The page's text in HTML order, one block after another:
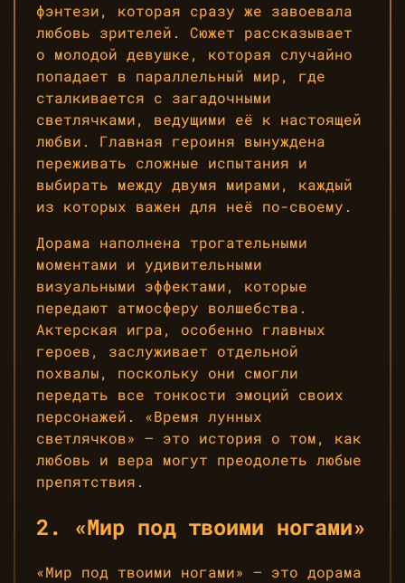
фэнтези, которая сразу же завоевала
любовь зрителей. Сюжет рассказывает
о молодой девушке, которая случайно
попадает в параллельный мир, где
сталкивается с загадочными
светлячками, ведущими её к настоящей
любви. Главная героиня вынуждена
переживать сложные испытания и
выбирать между двумя мирами, каждый
из которых важен для неё по-своему.
Дорама наполнена трогательными
моментами и удивительными
визуальными эффектами, которые
передают атмосферу волшебства.
Актерская игра, особенно главных
героев, заслуживает отдельной
похвалы, поскольку они смогли
передать все тонкости эмоций своих
персонажей. «Время лунных
светлячков» — это история о том, как
любовь и вера могут преодолеть любые
препятствия.
2. «Мир под твоими ногами»
«Мир под твоими ногами» — это дорама